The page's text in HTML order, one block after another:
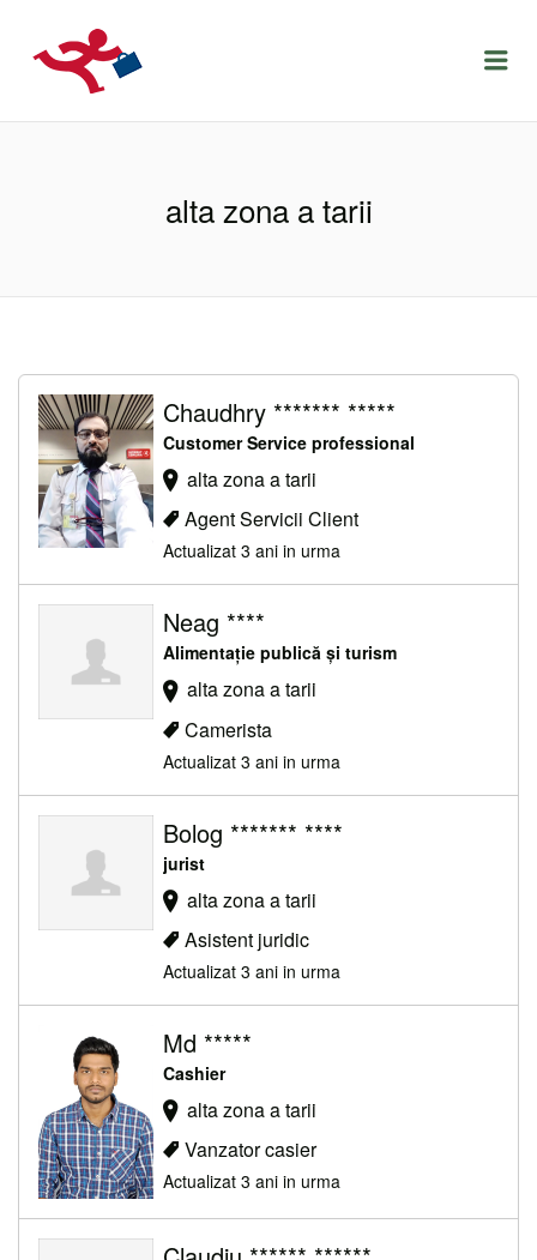
LOCURIDEMUNCACLUJ.NET
alta zona a tarii
Chaudhry ******* *****
Customer Service professional
alta zona a tarii
Agent Servicii Client
Actualizat 3 ani in urma
Neag ****
Alimentație publică și turism
alta zona a tarii
Camerista
Actualizat 3 ani in urma
Bolog ******* ****
jurist
alta zona a tarii
Asistent juridic
Actualizat 3 ani in urma
Md *****
Cashier
alta zona a tarii
Vanzator casier
Actualizat 3 ani in urma